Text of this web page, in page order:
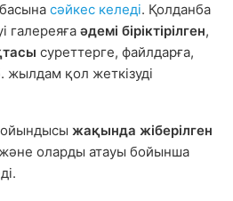
сәйкес келеді. Қолданба
галереяға әдемі біріктірілген,
суреттерге, файлдарға,
жылдам қол жеткізуді
жақында жіберілген
және оларды атауы бойынша